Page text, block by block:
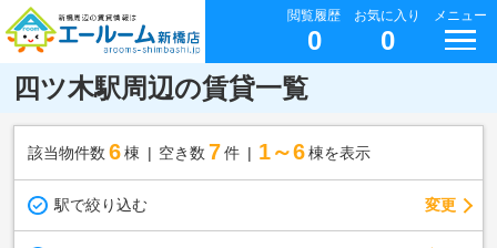
閲覧履歴
0
お気に入り
0
メニュー
四ツ木駅周辺の賃貸一覧
該当物件数 6棟 空き数 7 件 1～6 棟を表示
駅で絞り込む 変更